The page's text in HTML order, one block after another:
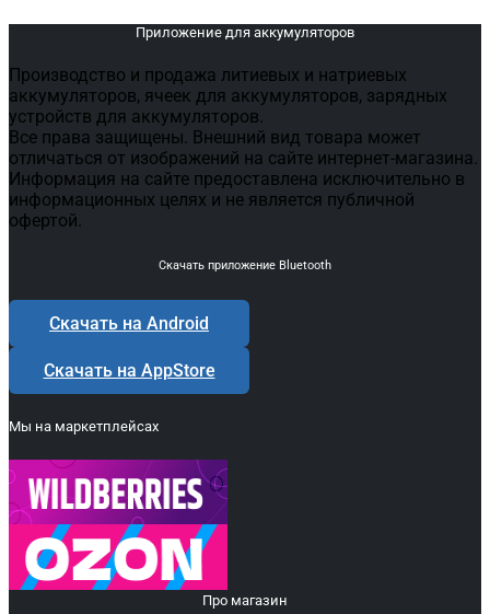
Приложение для аккумуляторов
Производство и продажа литиевых и натриевых
аккумуляторов, ячеек для аккумуляторов, зарядных
устройств для аккумуляторов.
Все права защищены. Внешний вид товара может
отличаться от изображений на сайте интернет-магазина.
Информация на сайте предоставлена исключительно в
информационных целях и не является публичной
офертой.
Скачать приложение Bluetooth
Скачать на Android
Скачать на AppStore
Мы на маркетплейсах
Про магазин